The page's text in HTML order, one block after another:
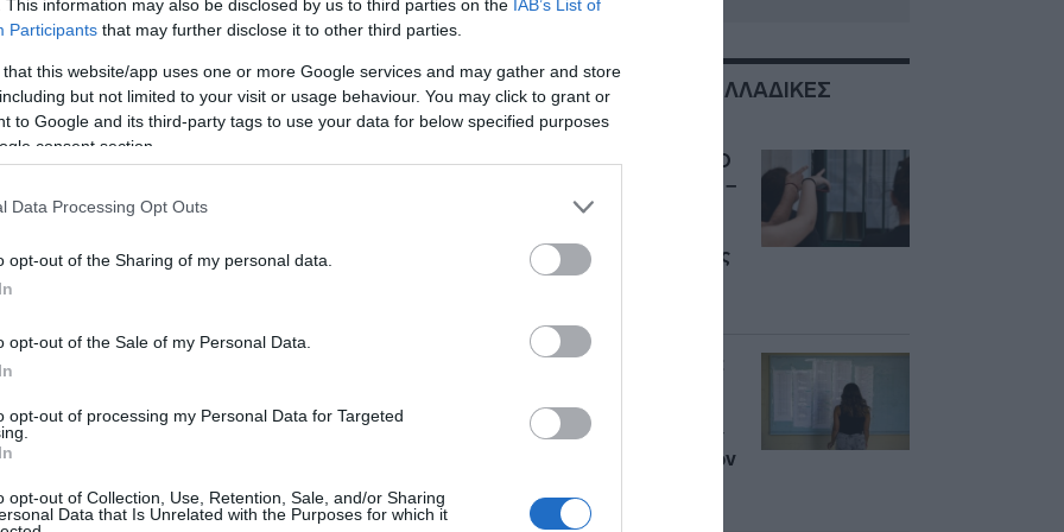
This information may also be disclosed by us to third parties on the IAB’s List of
Participants that may further disclose it to other third parties.
that this website/app uses one or more Google services and may gather and store
but not limited to your visit or usage behaviour. You may click to grant or
to Google and its third-party tags to use your data for below specified purposes
consent section.
Data Processing Opt Outs
opt-out of the Sharing of my personal data.
opt-out of the Sale of my Personal Data.
opt-out of processing my Personal Data for Targeted
opt-out of Collection, Use, Retention, Sale, and/or Sharing
Data that Is Unrelated with the Purposes for which it
ΙΙ:
Θεωρίας (ΑΟΘ):
Λήψη
ΣΧΕΤΙΚΑ ΜΕ:ΠΑΝΕΛΛΑΔΙΚΕΣ
ΕΞΕΤΑΣΕΙΣ
Πανελλήνιες 2026: Ο
χάρτης των βάσεων –
Οι κενές θέσεις στα
στρατιωτικές σχολές
και η άνοδος στην
Πανελλαδικές 2026:
πρωί η ανακοίνωση
των βάσεων – Τέλος
στην αγωνία χιλιάδων